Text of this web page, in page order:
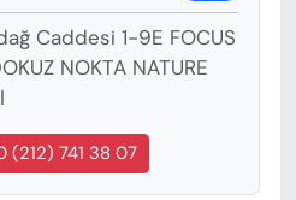
Caddesi 1-9E FOCUS
NOKTA NATURE
(212) 741 38 07